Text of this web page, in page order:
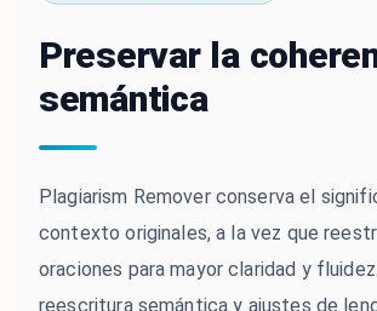
Preservar la
semántica
Plagiarism Remover conserva el
contexto originales, a la vez que
oraciones para mayor claridad y
reescritura semántica y ajustes de